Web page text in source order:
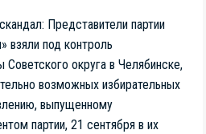
Представители партии
взяли под контроль
округа в Челябинске,
возможных избирательных
выпущенному
партии, 21 сентября в их